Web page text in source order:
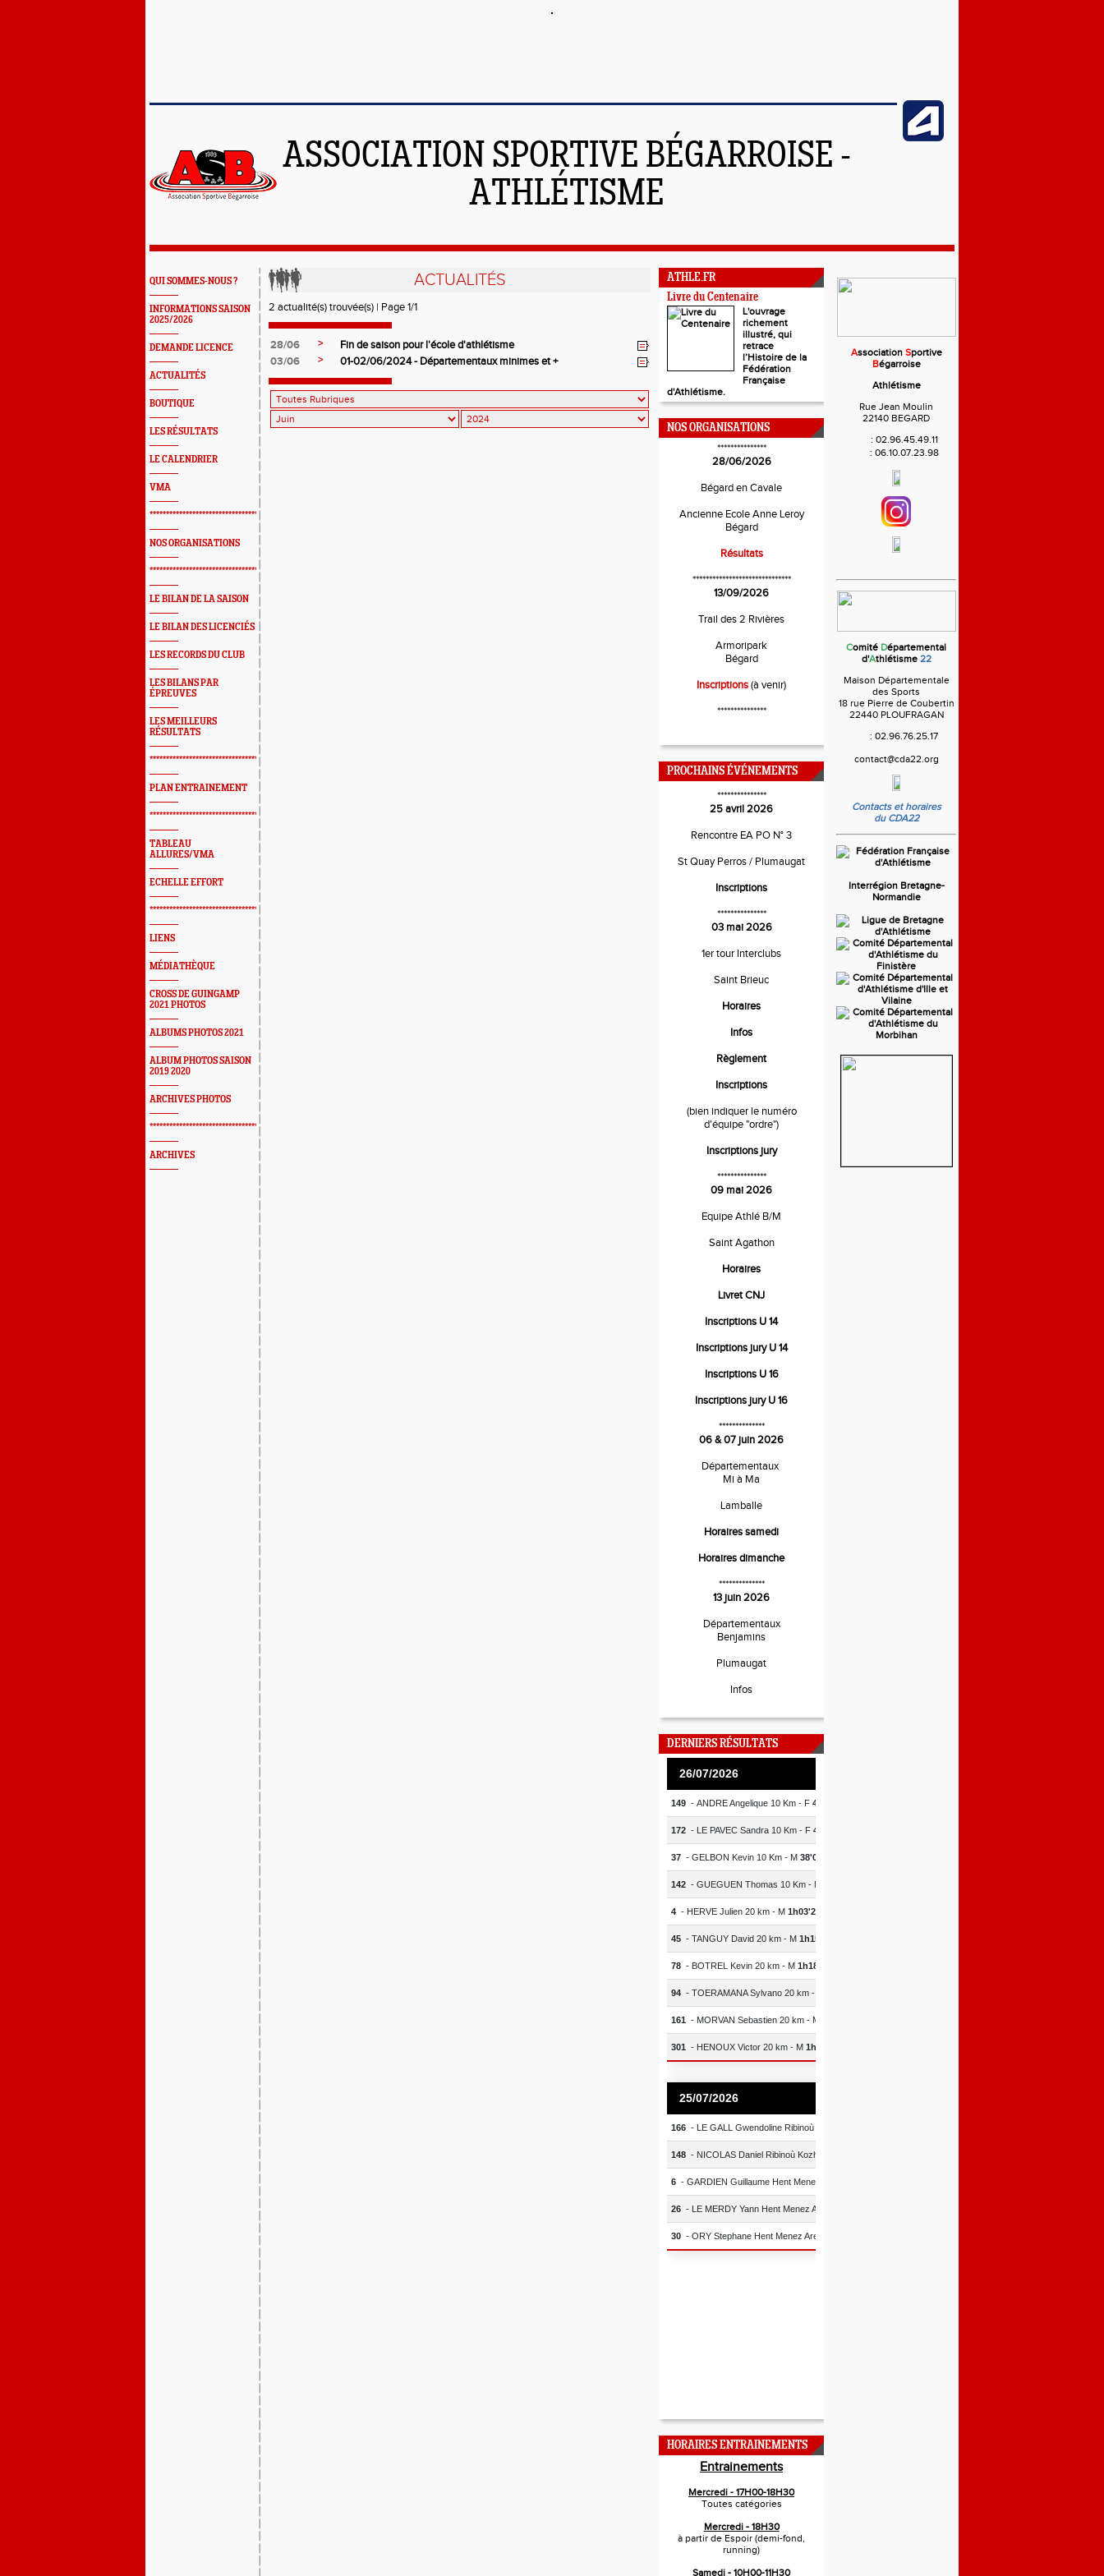
ASSOCIATION SPORTIVE BÉGARROISE -
ATHLÉTISME
QUI SOMMES-NOUS ?
INFORMATIONS SAISON
2025/2026
DEMANDE LICENCE
ACTUALITÉS
BOUTIQUE
LES RÉSULTATS
LE CALENDRIER
VMA
*************************************************
NOS ORGANISATIONS
*************************************************
LE BILAN DE LA SAISON
LE BILAN DES LICENCIÉS
LES RECORDS DU CLUB
LES BILANS PAR
ÉPREUVES
LES MEILLEURS
RÉSULTATS
*************************************************
PLAN ENTRAINEMENT
*************************************************
TABLEAU
ALLURES/VMA
ECHELLE EFFORT
*************************************************
LIENS
MÉDIATHÈQUE
CROSS DE GUINGAMP
2021 PHOTOS
ALBUMS PHOTOS 2021
ALBUM PHOTOS SAISON
2019 2020
ARCHIVES PHOTOS
*************************************************
ARCHIVES
ACTUALITÉS
2 actualité(s) trouvée(s) | Page 1/1
28/06 >
Fin de saison pour l'école d'athlétisme
03/06
> 01-02/06/2024 - Départementaux minimes et +
ATHLE.FR
Livre du Centenaire
L'ouvrage
richement
illustré, qui
retrace
l’Histoire de la
Fédération
Française
d'Athlétisme.
NOS ORGANISATIONS
***************
28/06/2026
Bégard en Cavale
Ancienne Ecole Anne Leroy
Bégard
Résultats
******************************
13/09/2026
Trail des 2 Rivières
Armoripark
Bégard
Inscriptions(à venir)
***************
PROCHAINS ÉVÉNEMENTS
***************
25 avril 2026
Rencontre EA PO N° 3
St Quay Perros / Plumaugat
Inscriptions
***************
03 mai 2026
1er tour Interclubs
Saint Brieuc
Horaires
Infos
Règlement
Inscriptions
(bien indiquer le numéro
d'équipe "ordre")
Inscriptions jury
***************
09 mai 2026
Equipe Athlé B/M
Saint Agathon
Horaires
Livret CNJ
Inscriptions U 14
Inscriptions jury U 14
Inscriptions U 16
Inscriptions jury U 16
**************
06 & 07 juin 2026
Départementaux
Mi à Ma
Lamballe
Horaires samedi
Horaires dimanche
**************
13 juin 2026
Départementaux
Benjamins
Plumaugat
Infos
DERNIERS RÉSULTATS
HORAIRES ENTRAINEMENTS
Entrainements
Mercredi - 17H00-18H30
Toutes catégories
Mercredi - 18H30
à partir de Espoir (demi-fond,
running)
Samedi - 10H00-11H30
Association Sportive
Bégarroise
Athlétisme
Rue Jean Moulin
22140 BEGARD
: 02.96.45.49.11
: 06.10.07.23.98
Comité Départemental
d'Athlétisme 22
Maison Départementale
des Sports
18 rue Pierre de Coubertin
22440 PLOUFRAGAN
: 02.96.76.25.17
contact@cda22.org
Contacts et horaires
du CDA22
Interrégion Bretagne-
Normandie